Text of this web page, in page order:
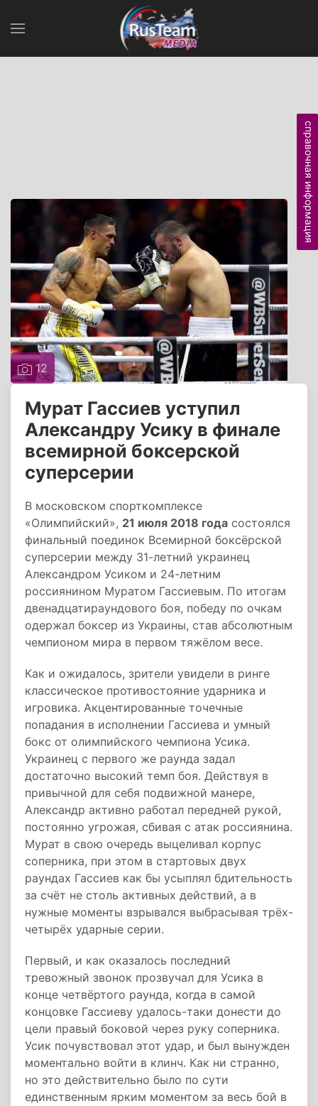
12
Мурат Гассиев уступил
Александру Усику в финале
всемирной боксерской
суперсерии
В московском спорткомплексе
«Олимпийский», 21 июля 2018 года состоялся
финальный поединок Всемирной боксёрской
суперсерии между 31-летний украинец
Александром Усиком и 24-летним
россиянином Муратом Гассиевым. По итогам
двенадцатираундового боя, победу по очкам
одержал боксер из Украины, став абсолютным
чемпионом мира в первом тяжёлом весе.
Как и ожидалось, зрители увидели в ринге
классическое противостояние ударника и
игровика. Акцентированные точечные
попадания в исполнении Гассиева и умный
бокс от олимпийского чемпиона Усика.
Украинец с первого же раунда задал
достаточно высокий темп боя. Действуя в
привычной для себя подвижной манере,
Александр активно работал передней рукой,
постоянно угрожая, сбивая с атак россиянина.
Мурат в свою очередь выцеливал корпус
соперника, при этом в стартовых двух
раундах Гассиев как бы усыплял бдительность
за счёт не столь активных действий, а в
нужные моменты взрывался выбрасывая трёх-
четырёх ударные серии.
Первый, и как оказалось последний
тревожный звонок прозвучал для Усика в
конце четвёртого раунда, когда в самой
концовке Гассиеву удалось-таки донести до
цели правый боковой через руку соперника.
Усик почувствовал этот удар, и был вынужден
моментально войти в клинч. Как ни странно,
но это действительно было по сути
единственным ярким моментом за весь бой в
справочная информация